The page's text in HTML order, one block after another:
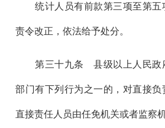
统计人员有前款第三项至第五
责令改正，依法给予处分。
第三十九条 县级以上人民政
部门有下列行为之一的，对直接
直接责任人员由任免机关或者监察